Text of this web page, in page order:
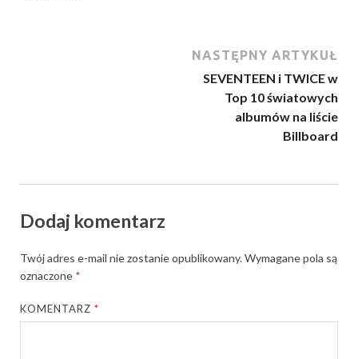
NASTĘPNY ARTYKUŁ
SEVENTEEN i TWICE w
Top 10 światowych
albumów na liście
Billboard
Dodaj komentarz
Twój adres e-mail nie zostanie opublikowany.Wymagane pola są
oznaczone *
KOMENTARZ*